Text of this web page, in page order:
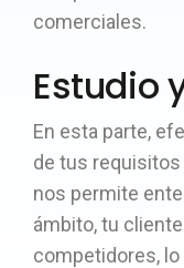
comerciales.
Estudio
En esta parte,
de tus
nos permite
ámbito, tu
competidores,